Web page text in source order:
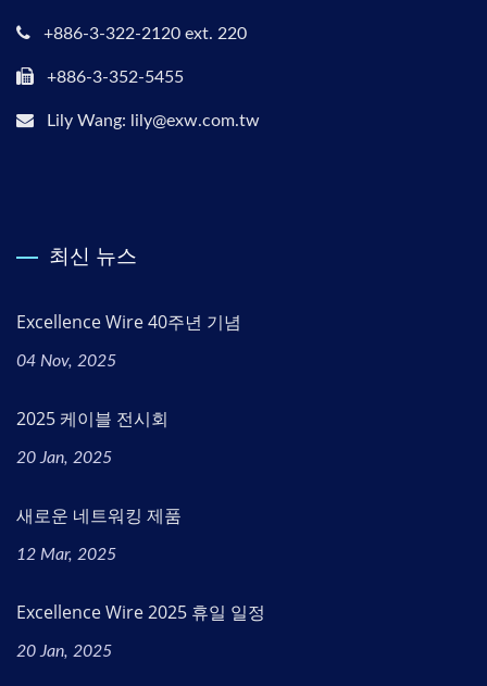
+886-3-322-2120 ext. 220
+886-3-352-5455
Lily Wang: lily@exw.com.tw
최신 뉴스
Excellence Wire 40주년 기념
04 Nov, 2025
2025 케이블 전시회
20 Jan, 2025
새로운 네트워킹 제품
12 Mar, 2025
Excellence Wire 2025 휴일 일정
20 Jan, 2025